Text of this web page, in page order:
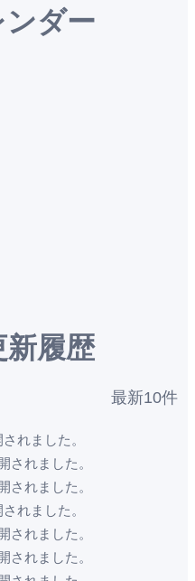
ダー
履歴
最新10件
れました。
されました。
されました。
れました。
されました。
されました。